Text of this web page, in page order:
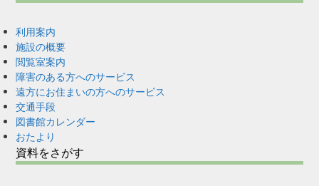
利用案内
施設の概要
閲覧室案内
障害のある方へのサービス
遠方にお住まいの方へのサービス
交通手段
図書館カレンダー
おたより
資料をさがす